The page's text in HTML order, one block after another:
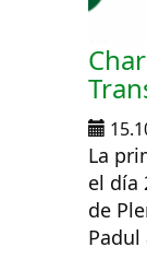
La
el día
de
Padul